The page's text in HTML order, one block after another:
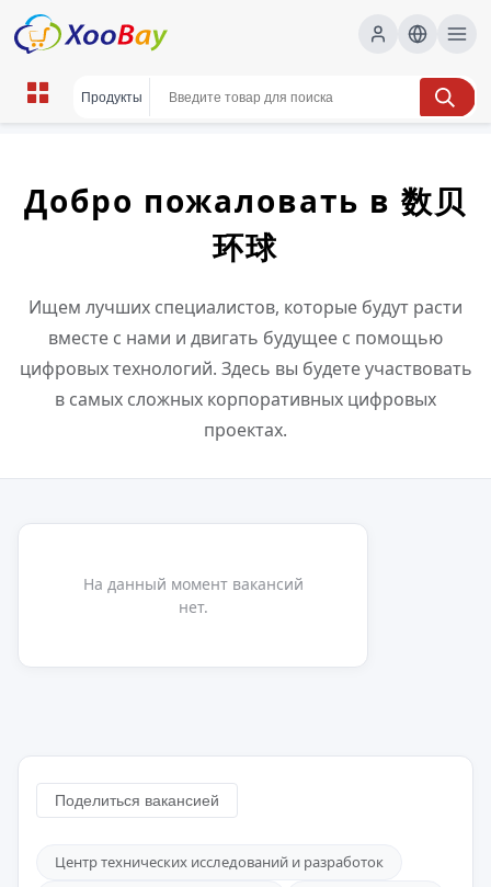
Добро пожаловать в 数贝
环球
Ищем лучших специалистов, которые будут расти
вместе с нами и двигать будущее с помощью
цифровых технологий. Здесь вы будете участвовать
в самых сложных корпоративных цифровых
проектах.
На данный момент вакансий
нет.
Поделиться вакансией
Центр технических исследований и разработок